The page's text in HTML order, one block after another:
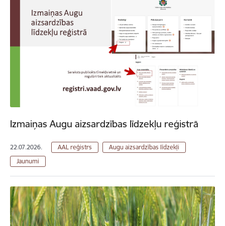
Izmaiņas Augu aizsardzības līdzekļu reģistrā
22.07.2026. AAL reģistrs
Augu aizsardzības līdzekļi
Jaunumi